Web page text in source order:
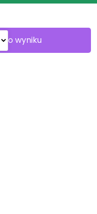
wyniku